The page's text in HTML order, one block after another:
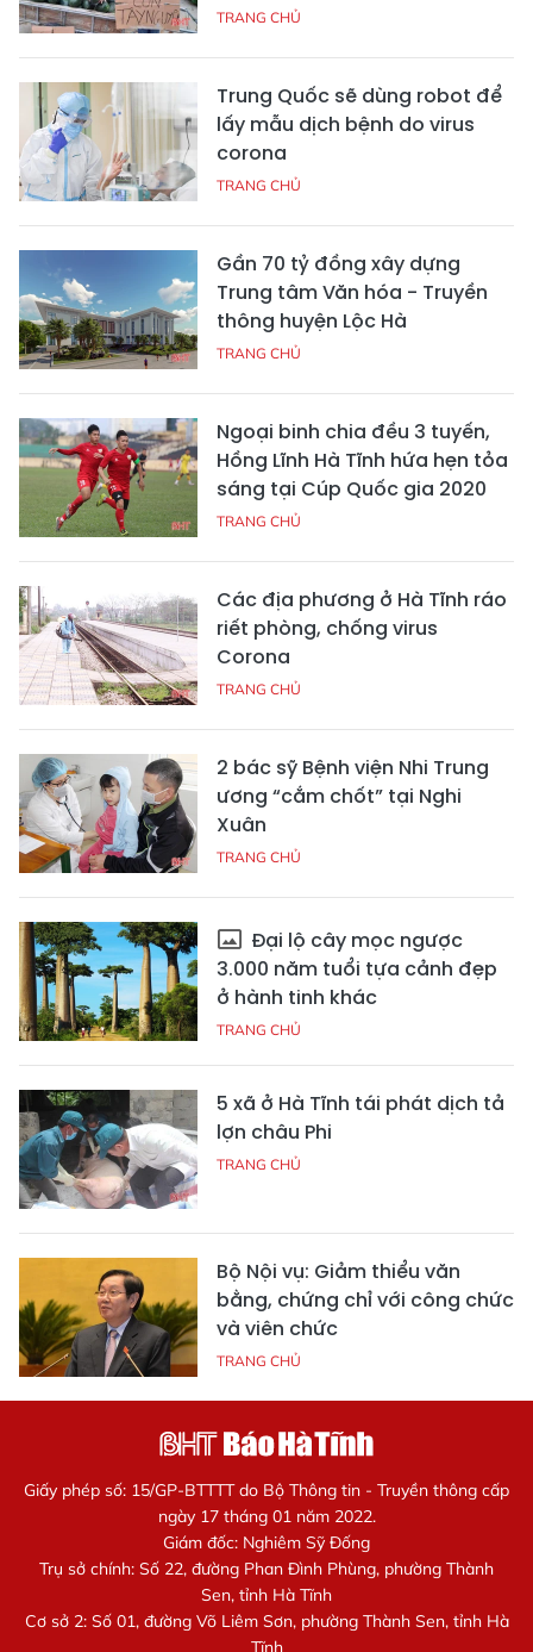
TRANG CHỦ
Trung Quốc sẽ dùng robot để
lấy mẫu dịch bệnh do virus
corona
TRANG CHỦ
Gần 70 tỷ đồng xây dựng
Trung tâm Văn hóa - Truyền
thông huyện Lộc Hà
TRANG CHỦ
Ngoại binh chia đều 3 tuyến,
Hồng Lĩnh Hà Tĩnh hứa hẹn tỏa
sáng tại Cúp Quốc gia 2020
TRANG CHỦ
Các địa phương ở Hà Tĩnh ráo
riết phòng, chống virus
Corona
TRANG CHỦ
2 bác sỹ Bệnh viện Nhi Trung
ương “cắm chốt” tại Nghi
Xuân
TRANG CHỦ
Đại lộ cây mọc ngược
3.000 năm tuổi tựa cảnh đẹp
ở hành tinh khác
TRANG CHỦ
5 xã ở Hà Tĩnh tái phát dịch tả
lợn châu Phi
TRANG CHỦ
Bộ Nội vụ: Giảm thiểu văn
bằng, chứng chỉ với công chức
và viên chức
TRANG CHỦ
Giấy phép số: 15/GP-BTTTT do Bộ Thông tin - Truyền thông cấp
ngày 17 tháng 01 năm 2022.
Giám đốc: Nghiêm Sỹ Đống
Trụ sở chính: Số 22, đường Phan Đình Phùng, phường Thành
Sen, tỉnh Hà Tĩnh
Cơ sở 2: Số 01, đường Võ Liêm Sơn, phường Thành Sen, tỉnh Hà
Tĩnh